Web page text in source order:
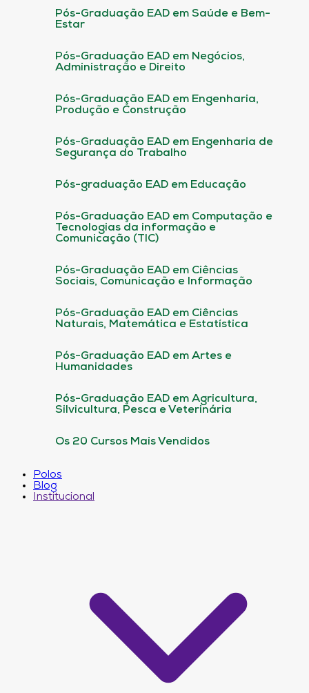
Pós-Graduação EAD em Saúde e Bem-
Estar
Pós-Graduação EAD em Negócios,
Administração e Direito
Pós-Graduação EAD em Engenharia,
Produção e Construção
Pós-Graduação EAD em Engenharia de
Segurança do Trabalho
Pós-graduação EAD em Educação
Pós-Graduação EAD em Computação e
Tecnologias da informação e
Comunicação (TIC)
Pós-Graduação EAD em Ciências
Sociais, Comunicação e Informação
Pós-Graduação EAD em Ciências
Naturais, Matemática e Estatística
Pós-Graduação EAD em Artes e
Humanidades
Pós-Graduação EAD em Agricultura,
Silvicultura, Pesca e Veterinária
Os 20 Cursos Mais Vendidos
Polos
Blog
Institucional